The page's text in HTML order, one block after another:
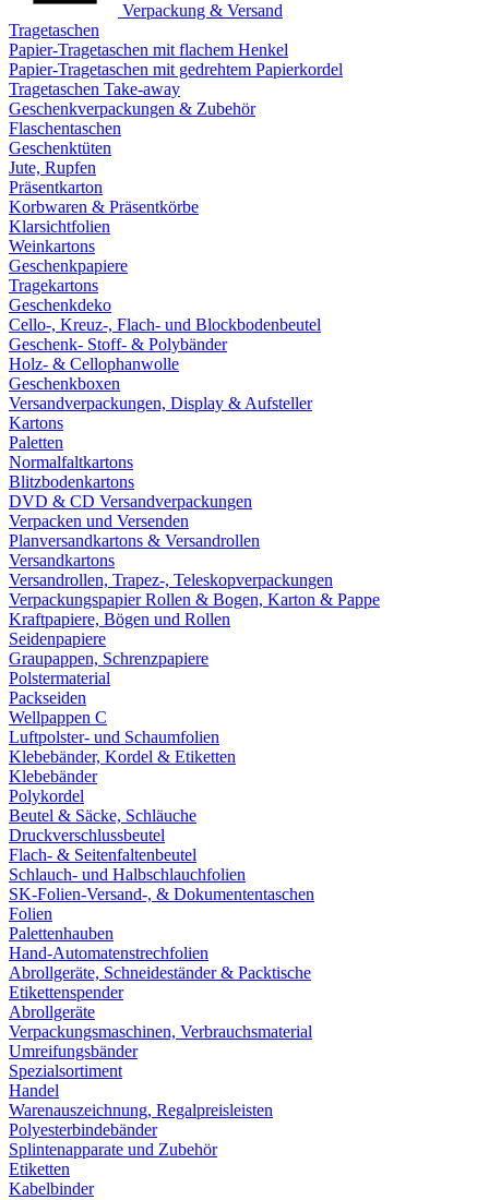
Verpackung & Versand
Tragetaschen
Papier-Tragetaschen mit flachem Henkel
Papier-Tragetaschen mit gedrehtem Papierkordel
Tragetaschen Take-away
Geschenkverpackungen & Zubehör
Flaschentaschen
Geschenktüten
Jute, Rupfen
Präsentkarton
Korbwaren & Präsentkörbe
Klarsichtfolien
Weinkartons
Geschenkpapiere
Tragekartons
Geschenkdeko
Cello-, Kreuz-, Flach- und Blockbodenbeutel
Geschenk- Stoff- & Polybänder
Holz- & Cellophanwolle
Geschenkboxen
Versandverpackungen, Display & Aufsteller
Kartons
Paletten
Normalfaltkartons
Blitzbodenkartons
DVD & CD Versandverpackungen
Verpacken und Versenden
Planversandkartons & Versandrollen
Versandkartons
Versandrollen, Trapez-, Teleskopverpackungen
Verpackungspapier Rollen & Bogen, Karton & Pappe
Kraftpapiere, Bögen und Rollen
Seidenpapiere
Graupappen, Schrenzpapiere
Polstermaterial
Packseiden
Wellpappen C
Luftpolster- und Schaumfolien
Klebebänder, Kordel & Etiketten
Klebebänder
Polykordel
Beutel & Säcke, Schläuche
Druckverschlussbeutel
Flach- & Seitenfaltenbeutel
Schlauch- und Halbschlauchfolien
SK-Folien-Versand-, & Dokumententaschen
Folien
Palettenhauben
Hand-Automatenstrechfolien
Abrollgeräte, Schneideständer & Packtische
Etikettenspender
Abrollgeräte
Verpackungsmaschinen, Verbrauchsmaterial
Umreifungsbänder
Spezialsortiment
Handel
Warenauszeichnung, Regalpreisleisten
Polyesterbindebänder
Splintenapparate und Zubehör
Etiketten
Kabelbinder